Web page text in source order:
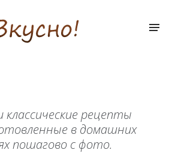
рецепты
в домашних
пошагово с фото.